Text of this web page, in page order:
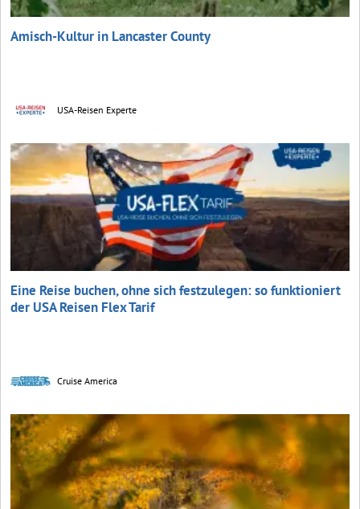
Amisch-Kultur in Lancaster County
USA-Reisen Experte
Eine Reise buchen, ohne sich festzulegen: so funktioniert
der USA Reisen Flex Tarif
Cruise America